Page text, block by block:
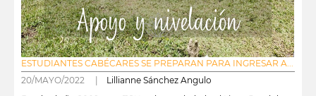
ESTUDIANTES CABÉCARES SE PREPARAN PARA INGRESAR A...
20/MAYO/2022 | Lillianne Sánchez Angulo